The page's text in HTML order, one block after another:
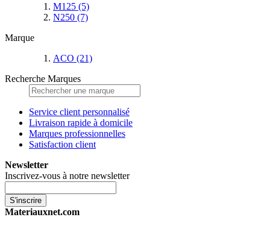
M125 (5)
N250 (7)
Marque
ACO (21)
Recherche Marques
Service client personnalisé
Livraison rapide à domicile
Marques professionnelles
Satisfaction client
Newsletter
Inscrivez-vous à notre newsletter
S'inscrire
Materiauxnet.com